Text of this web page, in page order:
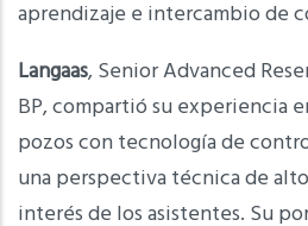
aprendizaje e intercambio de
Langaas, Senior Advanced
BP, compartió su experiencia
pozos con tecnología de
una perspectiva técnica de
interés de los asistentes. Su